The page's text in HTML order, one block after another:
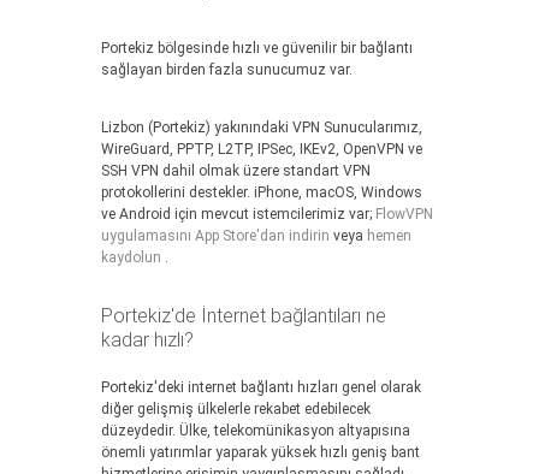
Portekiz bölgesinde hızlı ve güvenilir bir bağlantı
sağlayan birden fazla sunucumuz var.
Lizbon (Portekiz) yakınındaki VPN Sunucularımız,
WireGuard, PPTP, L2TP, IPSec, IKEv2, OpenVPN ve
SSH VPN dahil olmak üzere standart VPN
protokollerini destekler. iPhone, macOS, Windows
ve Android için mevcut istemcilerimiz var; FlowVPN
uygulamasını App Store'dan indirin veya hemen
kaydolun .
Portekiz'de İnternet bağlantıları ne
kadar hızlı?
Portekiz'deki internet bağlantı hızları genel olarak
diğer gelişmiş ülkelerle rekabet edebilecek
düzeydedir. Ülke, telekomünikasyon altyapısına
önemli yatırımlar yaparak yüksek hızlı geniş bant